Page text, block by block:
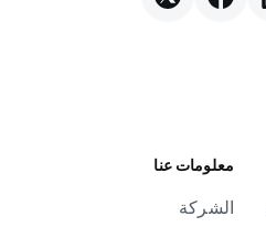
معلومات عنا
الشركة